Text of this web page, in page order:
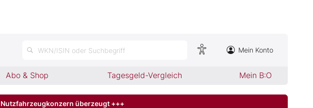
WKN/ISIN oder Suchbegriff Mein Konto
Abo & Shop Tagesgeld-Vergleich Mein B:O
überzeugt +++